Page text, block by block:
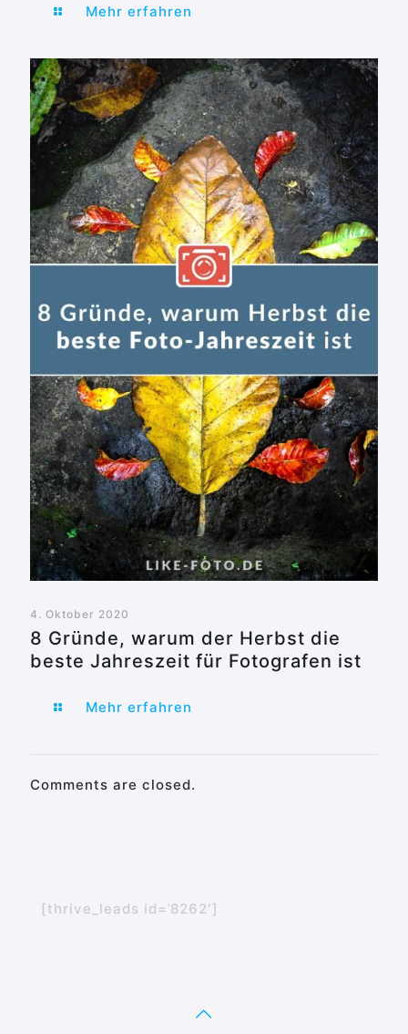
Mehr erfahren
4. Oktober 2020
8 Gründe, warum der Herbst die
beste Jahreszeit für Fotografen ist
Mehr erfahren
Comments are closed.
[thrive_leads id=’8262′]